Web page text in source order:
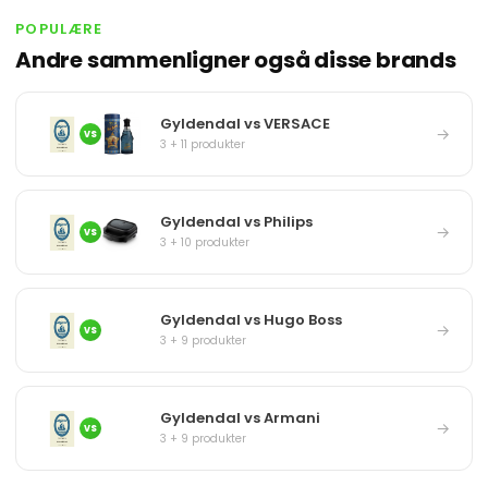
POPULÆRE
Andre sammenligner også disse brands
VS Gyldendal vs VERSACE
3 + 11 produkter →
VS Gyldendal vs Philips
3 + 10 produkter →
VS Gyldendal vs Hugo Boss
3 + 9 produkter →
VS Gyldendal vs Armani
3 + 9 produkter →